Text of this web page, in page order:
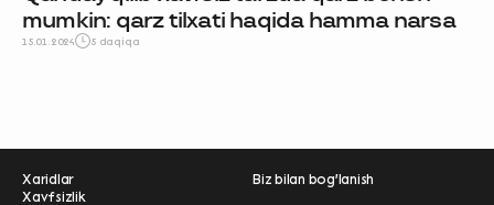
mumkin: qarz tilxati haqida hamma narsa
15.01.2024 5 daqiqa
Xaridlar
Xavfsizlik
Biz bilan bog'lanish